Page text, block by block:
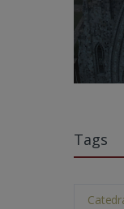
Tags